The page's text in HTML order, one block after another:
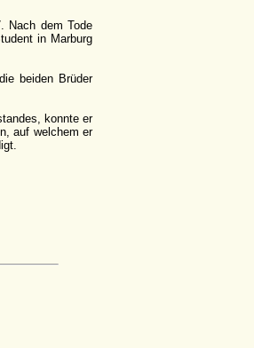
Nach dem Tode
in Marburg
beiden Brüder
konnte er
auf welchem er